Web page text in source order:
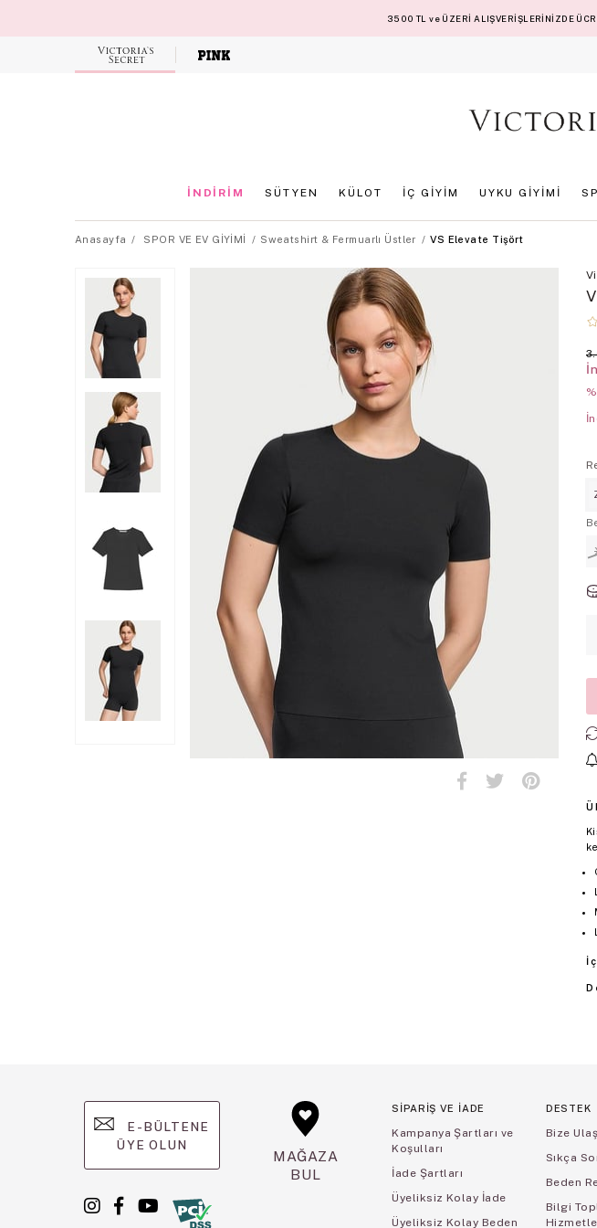
3500 TL ve ÜZERİ ALIŞVERİŞLERİNİZDE
Victoria's
Secret
İNDİRİM SÜTYEN KÜLOT İÇ GİYİM UYKU GİYİMİ
Anasayfa SPOR VE EV GİYİMİ Sweatshirt & Fermuarlı Üstler VS Elevate Tişört
E-BÜLTENE
ÜYE OLUN
MAĞAZA
BUL
SİPARİŞ VE İADE
Kampanya Şartları ve
Koşulları
İade Şartları
Üyeliksiz Kolay İade
Üyeliksiz Kolay Beden
DESTEK
Bize
Sıkça
Beden
Bilgi